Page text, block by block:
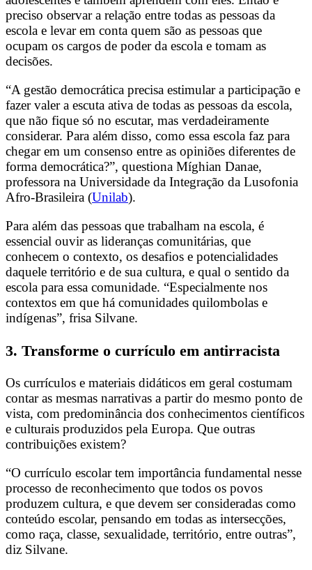
preciso observar a relação entre todas as pessoas da
escola e levar em conta quem são as pessoas que
ocupam os cargos de poder da escola e tomam as
decisões.
“A gestão democrática precisa estimular a participação e
fazer valer a escuta ativa de todas as pessoas da escola,
que não fique só no escutar, mas verdadeiramente
considerar. Para além disso, como essa escola faz para
chegar em um consenso entre as opiniões diferentes de
forma democrática?”, questiona Míghian Danae,
professora na Universidade da Integração da Lusofonia
Afro-Brasileira (Unilab).
Para além das pessoas que trabalham na escola, é
essencial ouvir as lideranças comunitárias, que
conhecem o contexto, os desafios e potencialidades
daquele território e de sua cultura, e qual o sentido da
escola para essa comunidade. “Especialmente nos
contextos em que há comunidades quilombolas e
indígenas”, frisa Silvane.
3. Transforme o currículo em antirracista
Os currículos e materiais didáticos em geral costumam
contar as mesmas narrativas a partir do mesmo ponto de
vista, com predominância dos conhecimentos científicos
e culturais produzidos pela Europa. Que outras
contribuições existem?
“O currículo escolar tem importância fundamental nesse
processo de reconhecimento que todos os povos
produzem cultura, e que devem ser consideradas como
conteúdo escolar, pensando em todas as intersecções,
como raça, classe, sexualidade, território, entre outras”,
diz Silvane.